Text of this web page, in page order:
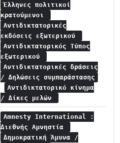
Έλληνες πολιτικοί
κρατούμενοι
Αντιδικτατορικές
εκδόσεις εξωτερικού
Αντιδικτατορικός Τύπος
εξωτερικού
Αντιδικτατορικές δράσεις
/ Δηλώσεις συμπαράστασης
Αντιδικτατορικό κίνημα
/ Δίκες μελών
Amnesty International :
Διεθνής Αμνηστία
Δημοκρατική Άμυνα /